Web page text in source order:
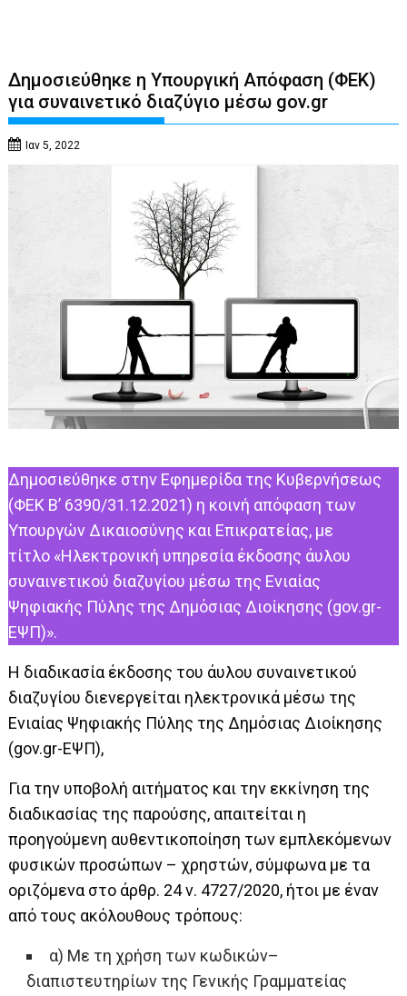
Δημοσιεύθηκε η Υπουργική Απόφαση (ΦΕΚ)
για συναινετικό διαζύγιο μέσω gov.gr
Ιαν 5, 2022
Δημοσιεύθηκε στην Εφημερίδα της Κυβερνήσεως
(ΦΕΚ Β’ 6390/31.12.2021) η κοινή απόφαση των
Υπουργών Δικαιοσύνης και Επικρατείας, με
τίτλο «Ηλεκτρονική υπηρεσία έκδοσης άυλου
συναινετικού διαζυγίου μέσω της Ενιαίας
Ψηφιακής Πύλης της Δημόσιας Διοίκησης (gov.gr-
ΕΨΠ)».
Η διαδικασία έκδοσης του άυλου συναινετικού
διαζυγίου διενεργείται ηλεκτρονικά μέσω της
Ενιαίας Ψηφιακής Πύλης της Δημόσιας Διοίκησης
(gov.gr-EΨΠ),
Για την υποβολή αιτήματος και την εκκίνηση της
διαδικασίας της παρούσης, απαιτείται η
προηγούμενη αυθεντικοποίηση των εμπλεκόμενων
φυσικών προσώπων – χρηστών, σύμφωνα με τα
οριζόμενα στο άρθρ. 24 ν. 4727/2020, ήτοι με έναν
από τους ακόλουθους τρόπους:
α) Με τη χρήση των κωδικών–
διαπιστευτηρίων της Γενικής Γραμματείας